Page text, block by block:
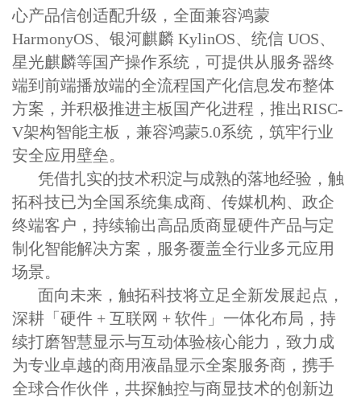
心产品信创适配升级，全面兼容鸿蒙
HarmonyOS、银河麒麟 KylinOS、统信 UOS、
星光麒麟等国产操作系统，可提供从服务器终
端到前端播放端的全流程国产化信息发布整体
方案， 并积极推进主板国产化进程，推出RISC-
V架构智能主板，兼容鸿蒙5.0系统， 筑牢行业
安全应用壁垒。
凭借扎实的技术积淀与成熟的落地经验，触
拓科技已为全国系统集成商、传媒机构、政企
终端客户，持续输出高品质商显硬件产品与定
制化智能解决方案，服务覆盖全行业多元应用
场景。
面向未来，触拓科技将立足全新发展起点，
深耕「硬件 + 互联网 + 软件」一体化布局，持
续打磨智慧显示与互动体验核心能力，致力成
为专业卓越的商用液晶显示全案服务商，携手
全球合作伙伴，共探触控与商显技术的创新边